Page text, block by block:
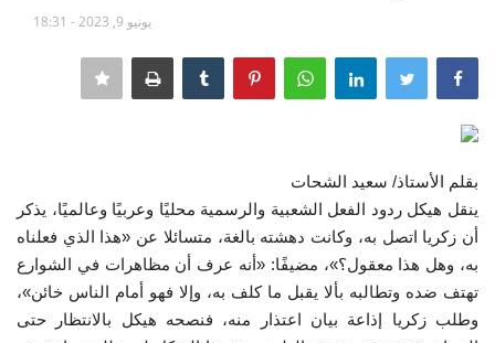
حركة ناصر الشبابية
مصر
فريق العمل
إرث جمال عبدالناصر
أخبار
يونيو 9, 2023 - 18:31
بقلم الأستاذ/ سعيد الشحات
ينقل هيكل ردود الفعل الشعبية والرسمية محليًا وعربيًا وعالميًا، يذكر
أن زكريا اتصل به، وكانت دهشته بالغة، متسائلا عن «هذا الذي فعلناه
به، وهل هذا معقول؟»، مضيفًا: «أنه عرف أن مظاهرات في الشوارع
تهتف ضده وتطالبه بألا يقبل ما كلف به، وإلا فهو أمام الناس خائن»،
وطلب زكريا إذاعة بيان اعتذار منه، فنصحه هيكل بالانتظار حتى